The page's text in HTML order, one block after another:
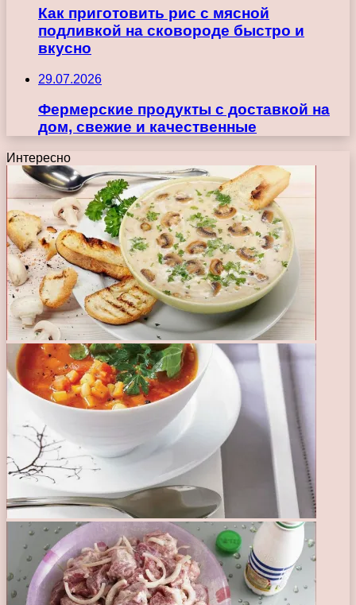
Как приготовить рис с мясной
подливкой на сковороде быстро и
вкусно
29.07.2026
Фермерские продукты с доставкой на
дом, свежие и качественные
Интересно